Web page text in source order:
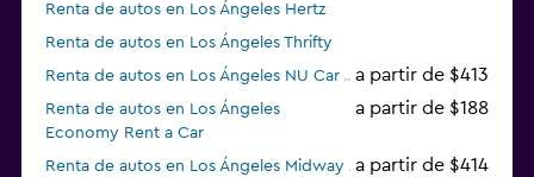
Renta de autos en Los Ángeles Hertz
Renta de autos en Los Ángeles Thrifty
Renta de autos en Los Ángeles NU Car
a partir de $413
Renta de autos en Los Ángeles
Economy Rent a Car
a partir de $188
Renta de autos en Los Ángeles Midway a partir de $414